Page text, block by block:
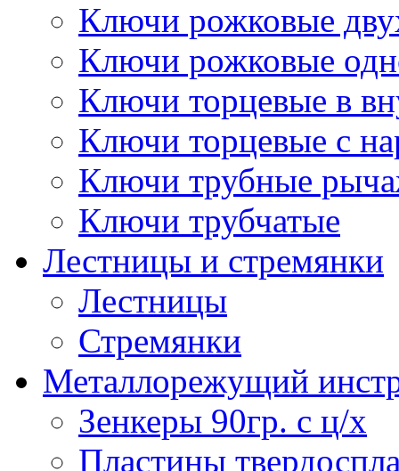
Ключи рожковые
Ключи рожковые
Ключи торцевые в
Ключи торцевые с
Ключи трубные
Ключи трубчатые
Лестницы и стремянки
Лестницы
Стремянки
Металлорежущий
Зенкеры 90гр. с ц/х
Пластины